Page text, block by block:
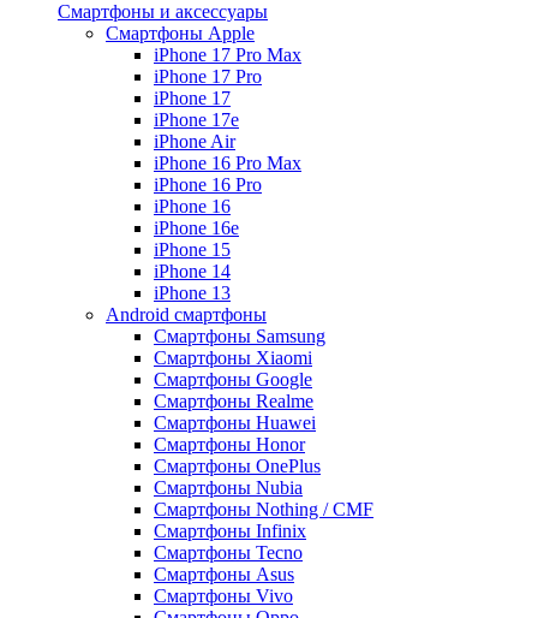
Смартфоны и аксессуары
Смартфоны Apple
iPhone 17 Pro Max
iPhone 17 Pro
iPhone 17
iPhone 17e
iPhone Air
iPhone 16 Pro Max
iPhone 16 Pro
iPhone 16
iPhone 16e
iPhone 15
iPhone 14
iPhone 13
Android cмартфоны
Смартфоны Samsung
Смартфоны Xiaomi
Смартфоны Google
Смартфоны Realme
Смартфоны Huawei
Смартфоны Honor
Смартфоны OnePlus
Смартфоны Nubia
Смартфоны Nothing / CMF
Смартфоны Infinix
Смартфоны Tecno
Смартфоны Asus
Смартфоны Vivo